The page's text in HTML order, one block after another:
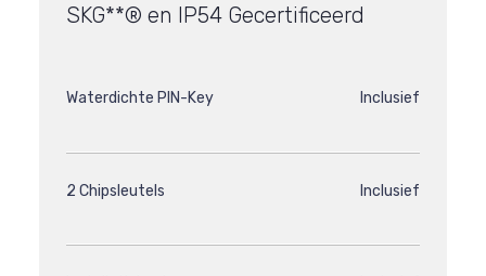
SKG**® en IP54 Gecertificeerd
Waterdichte PIN-Key Inclusief
2 Chipsleutels Inclusief